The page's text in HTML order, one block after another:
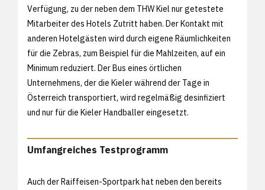
Verfügung, zu der neben dem THW Kiel nur getestete
Mitarbeiter des Hotels Zutritt haben. Der Kontakt mit
anderen Hotelgästen wird durch eigene Räumlichkeiten
für die Zebras, zum Beispiel für die Mahlzeiten, auf ein
Minimum reduziert. Der Bus eines örtlichen
Unternehmens, der die Kieler während der Tage in
Österreich transportiert, wird regelmäßig desinfiziert
und nur für die Kieler Handballer eingesetzt.
Umfangreiches Testprogramm
Auch der Raiffeisen-Sportpark hat neben den bereits